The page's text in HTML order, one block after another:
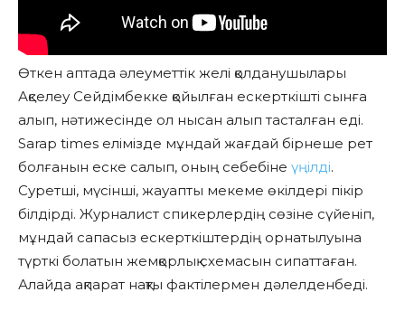
Өткен аптада әлеуметтік желі қолданушылары
Ақселеу Сейдімбекке қойылған ескерткішті сынға
алып, нәтижесінде ол нысан алып тасталған еді.
Sarap times елімізде мұндай жағдай бірнеше рет
болғанын еске салып, оның себебіне үңілді.
Суретші, мүсінші, жауапты мекеме өкілдері пікір
білдірді. Журналист спикерлердің сөзіне сүйеніп,
мұндай сапасыз ескерткіштердің орнатылуына
түрткі болатын жемқорлық схемасын сипаттаған.
Алайда ақпарат нақты фактілермен дәлелденбеді.